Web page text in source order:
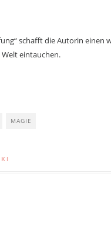
schafft die Autorin
eintauchen.
MAGIE